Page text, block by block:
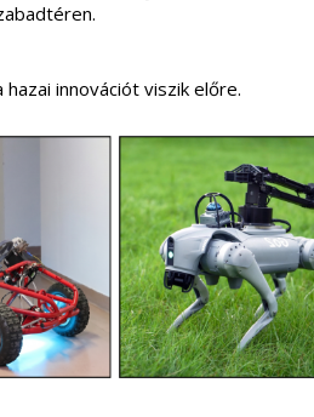
hazai innovációt viszik előre.